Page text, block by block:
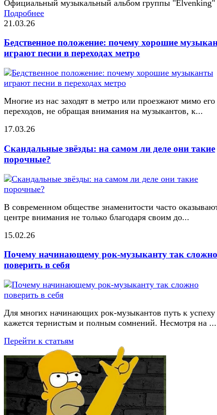
Официальный музыкальный альбом группы "Elvenking"
Подробнее
21.03.26
Бедственное положение: почему хорошие
играют песни в переходах метро
Многие из нас заходят в метро или проезжают мимо его
переходов, не обращая внимания на музыкантов, к...
17.03.26
Скандальные звёзды: на самом ли деле они такие
порочные?
В современном обществе знаменитости часто
центре внимания не только благодаря своим до...
15.02.26
Почему начинающему рок-музыканту так сложно
поверить в себя
Для многих начинающих рок-музыкантов путь к успеху
кажется тернистым и полным сомнений. Несмотря на ...
Перейти к статьям